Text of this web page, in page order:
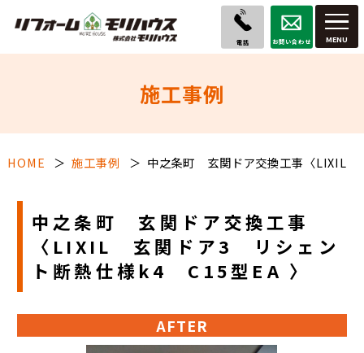
電話 お問い合わせ
施工事例
HOME 施工事例 中之条町 玄関ドア交換工事〈LIXIL
中之条町 玄関ドア交換工事
〈LIXIL 玄関ドア3 リシェン
ト断熱仕様k4 C15型EA 〉
AFTER